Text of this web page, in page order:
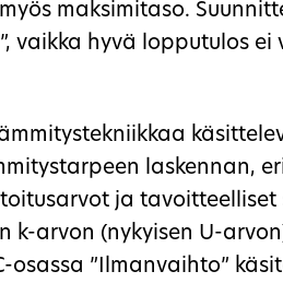
maksimitaso.
vaikka hyvä lopputulos
laskennan,
ja
k-arvon (nykyisen U-
osassa ”Ilmanvaihto”